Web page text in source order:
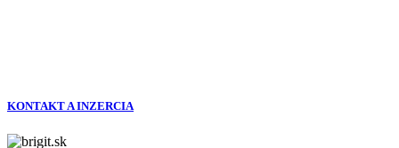
KONTAKT A INZERCIA